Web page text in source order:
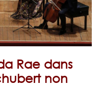
Rae dans
non